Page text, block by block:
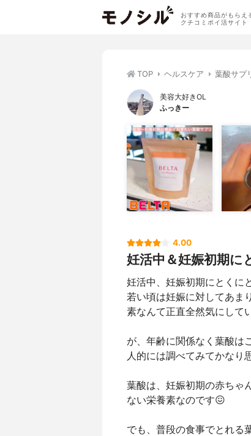
おすすめ商品がもらえ
クチコミポイ活サイト
TOP ヘルスケア 葉酸サプ
美容大好きOL
ふっきー
4.00
妊活中＆妊娠初期に
妊活中、妊娠初期にとくに
若い頃は妊娠に対してあま
素なんて正直全然気にして
が、年齢に関係なく葉酸は
人的には調べてみてかなり
葉酸は、妊娠初期の赤ちゃ
ない栄養素なのです😖
でも、普段の食事でとれる